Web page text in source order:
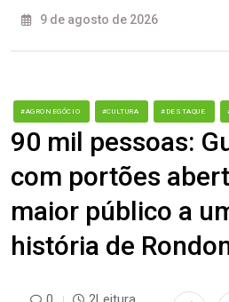
9 de agosto de 2026
#AGRONEGÓCIO #CULTURA #DESTAQUE
90 mil pessoas:
com portões
maior público a
história de